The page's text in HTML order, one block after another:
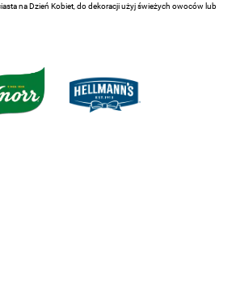
na Dzień Kobiet, do dekoracji użyj świeżych owoców lub